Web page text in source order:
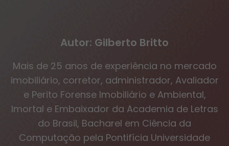
Autor: Gilberto Britto
Mais de 25 anos de experiência no mercado
imobiliário, corretor, administrador, Avaliador
e Perito Forense Imobiliário e Ambiental,
Imortal e Embaixador da Academia de Letras
do Brasil, Bacharel em Ciência da
Computação pela Pontifícia Universidade